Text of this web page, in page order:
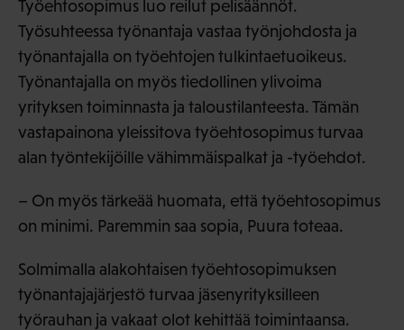
Työehtosopimus luo reilut pelisäännöt.
Työsuhteessa työnantaja vastaa työnjohdosta ja
työnantajalla on työehtojen tulkintaetuoikeus.
Työnantajalla on myös tiedollinen ylivoima
yrityksen toiminnasta ja taloustilanteesta. Tämän
vastapainona yleissitova työehtosopimus turvaa
alan työntekijöille vähimmäispalkat ja -työehdot.
– On myös tärkeää huomata, että työehtosopimus
on minimi. Paremmin saa sopia, Puura toteaa.
Solmimalla alakohtaisen työehtosopimuksen
työnantajajärjestö turvaa jäsenyrityksilleen
työrauhan ja vakaat olot kehittää toimintaansa.